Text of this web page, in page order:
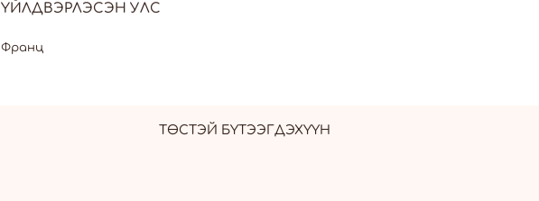
ҮЙЛДВЭРЛЭСЭН УЛС
Франц
ТӨСТЭЙ БҮТЭЭГДЭХҮҮН